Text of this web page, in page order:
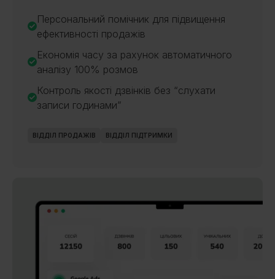
Персональний помічник для підвищення
ефективності продажів
Економія часу за рахунок автоматичного
аналізу 100% розмов
Контроль якості дзвінків без “слухати
записи годинами”
ВІДДІЛ ПРОДАЖІВ ВІДДІЛ ПІДТРИМКИ